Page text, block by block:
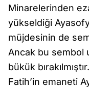
Minarelerinden
yükseldiği
müjdesinin de
Ancak bu sembol
bükük
Fatih’in emaneti